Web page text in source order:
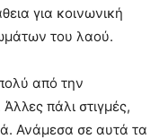
για κοινωνική
του λαού.
από την
πάλι στιγμές,
Ανάμεσα σε αυτά τα